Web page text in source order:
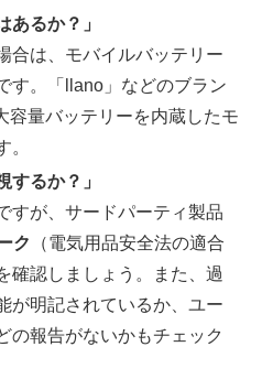
あるか？」
合は、モバイルバッテリー
す。「llano」などのブラン
容量バッテリーを内蔵したモ
。
するか？」
すが、サードパーティ製品
ク
（電気用品安全法の適合
確認しましょう。また、過
が明記されているか、ユー
の報告がないかもチェック